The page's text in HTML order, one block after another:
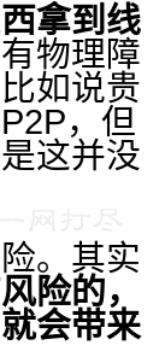
拿到线
物理障
如说贵
，但
这并没
。其实
险的，
会带来